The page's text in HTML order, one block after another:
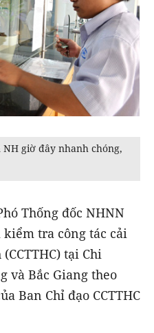
giờ đây nhanh chóng,
Thống đốc NHNN
tra công tác cải
tại Chi
và Bắc Giang theo
Ban Chỉ đạo CCTTHC